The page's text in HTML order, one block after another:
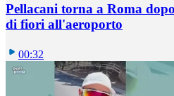
Pellacani torna a Roma
di fiori all'aeroporto
00:32